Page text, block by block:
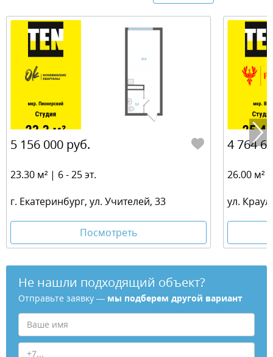
5 156 000 руб.
23.30 м² | 6 - 25 эт.
г. Екатеринбург, ул. Учителей, 33
Посмотреть
4 764
26.00 м²
ул.
Не нашли подходящий объект?
Отправьте заявку — мы подберем другой вариант